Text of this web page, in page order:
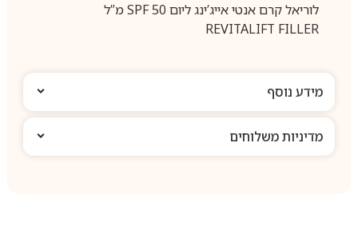
לוריאל קרם אנטי אייג’ינג ליום SPF 50 מ”ל
REVITALIFT FILLER
מידע נוסף
מדיניות משלוחים